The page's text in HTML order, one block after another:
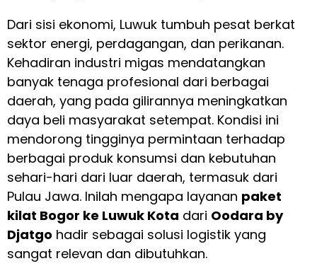
Dari sisi ekonomi, Luwuk tumbuh pesat berkat
sektor energi, perdagangan, dan perikanan.
Kehadiran industri migas mendatangkan
banyak tenaga profesional dari berbagai
daerah, yang pada gilirannya meningkatkan
daya beli masyarakat setempat. Kondisi ini
mendorong tingginya permintaan terhadap
berbagai produk konsumsi dan kebutuhan
sehari-hari dari luar daerah, termasuk dari
Pulau Jawa. Inilah mengapa layanan paket
kilat Bogor ke Luwuk Kota dari Oodara by
Djatgo hadir sebagai solusi logistik yang
sangat relevan dan dibutuhkan.